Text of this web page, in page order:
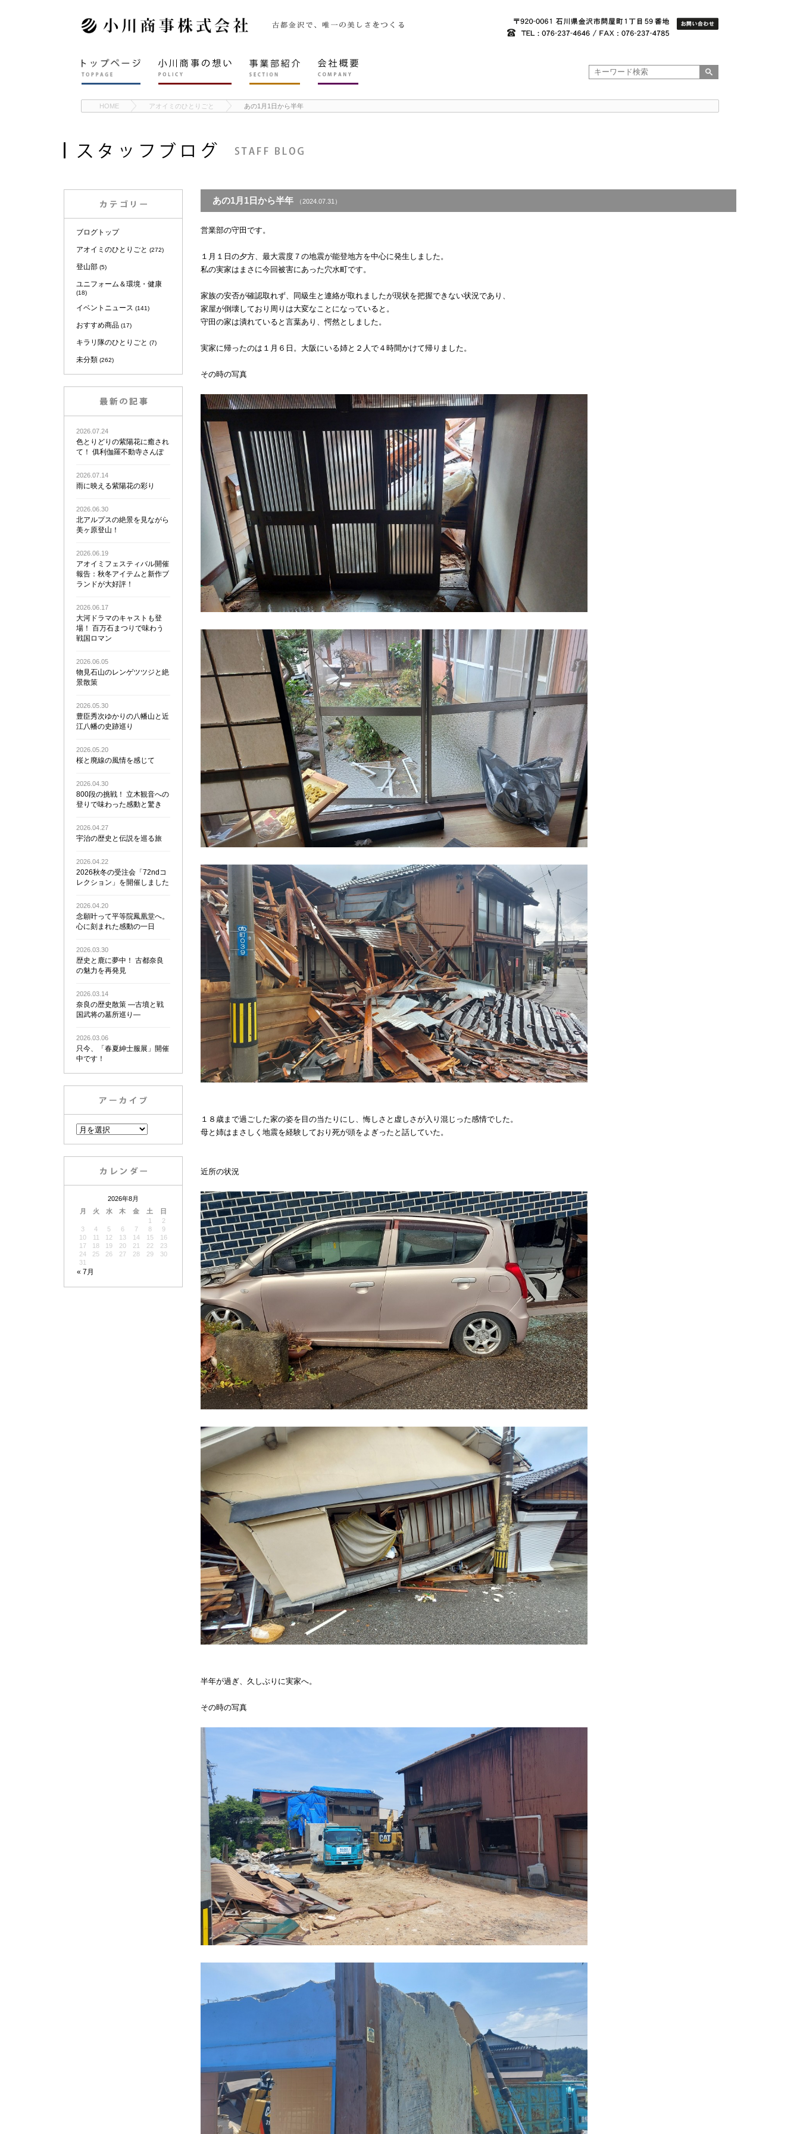
HOME アオイミのひとりごと あの1月1日から半年
ブログトップ
アオイミのひとりごと (272)
登山部 (5)
ユニフォーム＆環境・健康
(18)
イベントニュース (141)
おすすめ商品 (17)
キラリ隊のひとりごと (7)
未分類 (262)
2026.07.24
色とりどりの紫陽花に癒され
て！ 俱利伽羅不動寺さんぽ
2026.07.14
雨に映える紫陽花の彩り
2026.06.30
北アルプスの絶景を見ながら
美ヶ原登山！
2026.06.19
アオイミフェスティバル開催
報告：秋冬アイテムと新作ブ
ランドが大好評！
2026.06.17
大河ドラマのキャストも登
場！ 百万石まつりで味わう
戦国ロマン
2026.06.05
物見石山のレンゲツツジと絶
景散策
2026.05.30
豊臣秀次ゆかりの八幡山と近
江八幡の史跡巡り
2026.05.20
桜と廃線の風情を感じて
2026.04.30
800段の挑戦！ 立木観音への
登りで味わった感動と驚き
2026.04.27
宇治の歴史と伝説を巡る旅
2026.04.22
2026秋冬の受注会「72ndコ
レクション」を開催しました
2026.04.20
念願叶って平等院鳳凰堂へ。
心に刻まれた感動の一日
2026.03.30
歴史と鹿に夢中！ 古都奈良
の魅力を再発見
2026.03.14
奈良の歴史散策 ―古墳と戦
国武将の墓所巡り―
2026.03.06
只今、「春夏紳士服展」開催
中です！
2026年8月
月
火 水 木 金 土 日
« 7月
1
2
3
4 5 6 7 8
9
10
11 12 13 14 15
16
17
18 19 20 21 22
23
24
25 26 27 28 29
30
31
あの1月1日から半年 （2024.07.31）
営業部の守田です。
１月１日の夕方、最大震度７の地震が能登地方を中心に発生しました。
私の実家はまさに今回被害にあった穴水町です。
家族の安否が確認取れず、同級生と連絡が取れましたが現状を把握できない状況であり、
家屋が倒壊しており周りは大変なことになっていると。
守田の家は潰れていると言葉あり、愕然としました。
実家に帰ったのは１月６日。大阪にいる姉と２人で４時間かけて帰りました。
その時の写真
１８歳まで過ごした家の姿を目の当たりにし、悔しさと虚しさが入り混じった感情でした。
母と姉はまさしく地震を経験しており死が頭をよぎったと話していた。
近所の状況
半年が過ぎ、久しぶりに実家へ。
その時の写真